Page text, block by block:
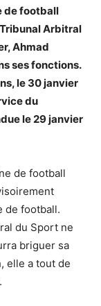
de football
Arbitral
Ahmad
ses fonctions.
le 30 janvier
du
le 29 janvier
de football
de football.
du Sport ne
briguer sa
elle a tout de